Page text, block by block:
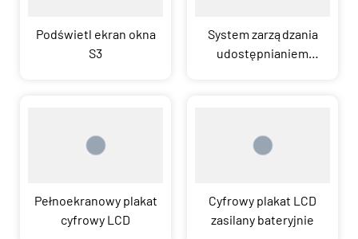
Podświetl ekran okna
S3
System zarządzania
udostępnianiem
Pełnoekranowy plakat
cyfrowy LCD
Cyfrowy plakat LCD
zasilany bateryjnie